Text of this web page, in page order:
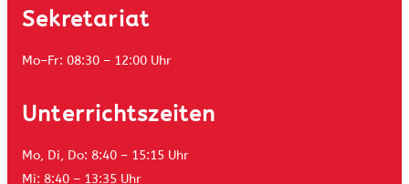
Sekretariat
Mo–Fr: 08:30 – 12:00 Uhr
Unterrichtszeiten
Mo, Di, Do: 8:40 – 15:15 Uhr
Mi: 8:40 – 13:35 Uhr